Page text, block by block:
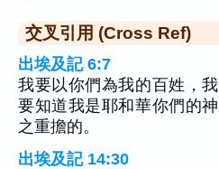
交叉引用 (Cross Ref)
出埃及記 6:7
我要以你們為我的百姓，
要知道我是耶和華你們的
之重擔的。
出埃及記 14:30